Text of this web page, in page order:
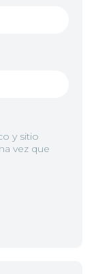
y sitio
vez que